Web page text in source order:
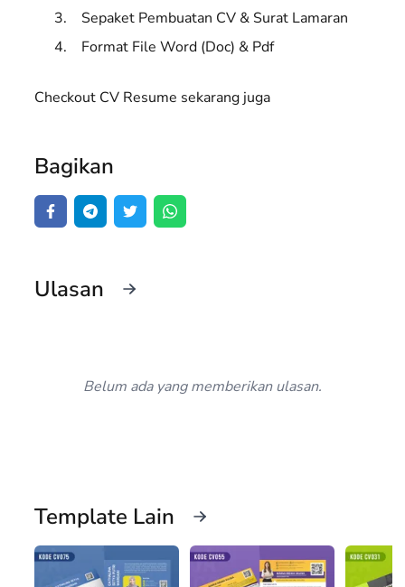
Sepaket Pembuatan CV & Surat Lamaran
Format File Word (Doc) & Pdf
Checkout CV Resume sekarang juga
Bagikan
Ulasan
Belum ada yang memberikan ulasan.
Template Lain